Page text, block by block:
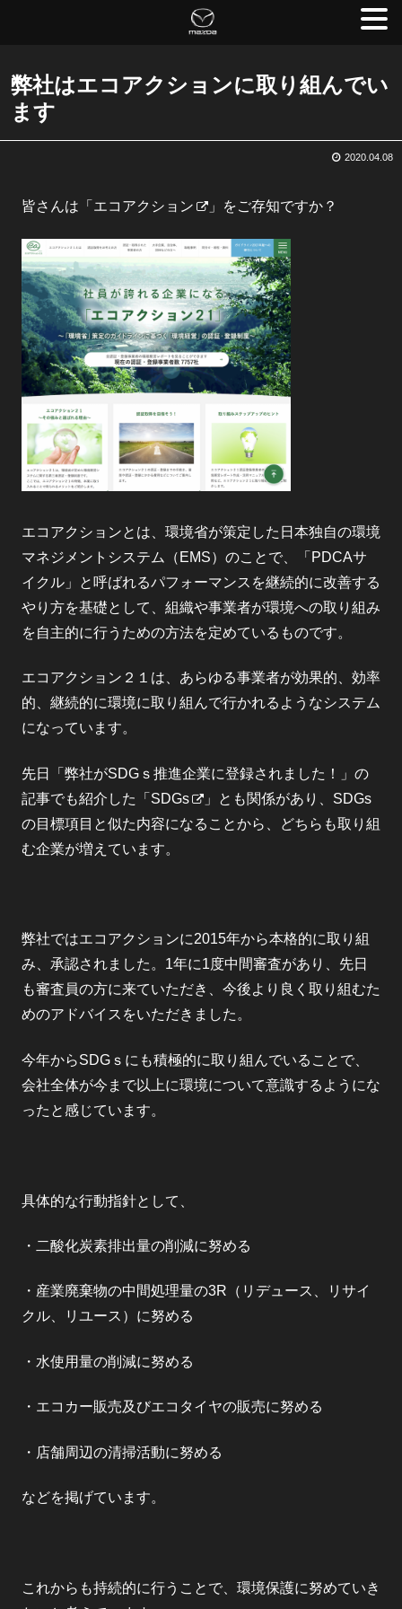
弊社はエコアクションに取り組んでい
ます
2020.04.08
皆さんは「 エコアクション 」をご存知ですか？
エコアクションとは、環境省が策定した日本独自の環境
マネジメントシステム（EMS）のことで、「PDCAサ
イクル」と呼ばれるパフォーマンスを継続的に改善する
やり方を基礎として、組織や事業者が環境への取り組み
を自主的に行うための方法を定めているものです。
エコアクション２１は、あらゆる事業者が効果的、効率
的、継続的に環境に取り組んで行かれるようなシステム
になっています。
先日「 弊社がSDGｓ推進企業に登録されました！
」の
記事でも紹介した「 SDGs
」とも関係があり、SDGs
の目標項目と似た内容になることから、どちらも取り組
む企業が増えています。
弊社ではエコアクションに2015年から本格的に取り組
み、承認されました。1年に1度中間審査があり、先日
も審査員の方に来ていただき、今後より良く取り組むた
めのアドバイスをいただきました。
今年からSDGｓにも積極的に取り組んでいることで、
会社全体が今まで以上に環境について意識するようにな
ったと感じています。
具体的な行動指針として、
・二酸化炭素排出量の削減に努める
・産業廃棄物の中間処理量の3R（リデュース、リサイ
クル、リユース）に努める
・水使用量の削減に努める
・エコカー販売及びエコタイヤの販売に努める
・店舗周辺の清掃活動に努める
などを掲げています。
これからも持続的に行うことで、環境保護に努めていき